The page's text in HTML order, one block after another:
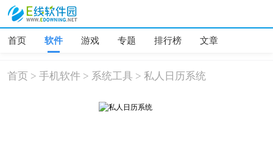
首页 软件 游戏 专题 排行榜 文章
首页 >手机软件 > 系统工具 >私人日历系统